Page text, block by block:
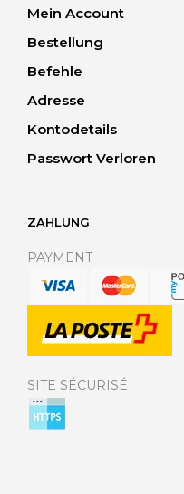
Mein Account
Bestellung
Befehle
Adresse
Kontodetails
Passwort Verloren
ZAHLUNG
PAYMENT
SITE SÉCURISÉ